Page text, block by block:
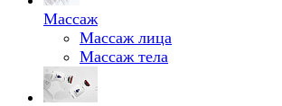
Массаж
Массаж лица
Массаж тела